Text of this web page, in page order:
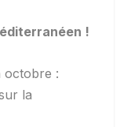
!
octobre :
la